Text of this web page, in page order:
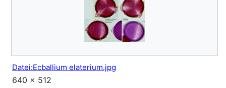
Datei:Ecballium elaterium.jpg
640 × 512